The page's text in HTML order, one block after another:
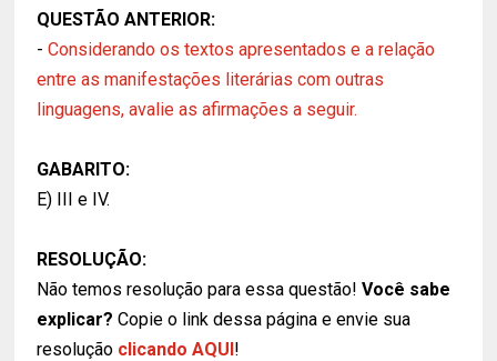
QUESTÃO ANTERIOR:
-Considerando os textos apresentados e a relação
entre as manifestações literárias com outras
linguagens, avalie as afirmações a seguir.
GABARITO:
E) III e IV.
RESOLUÇÃO:
Não temos resolução para essa questão!Você sabe
explicar? Copie o link dessa página e envie sua
resolução clicando AQUI!